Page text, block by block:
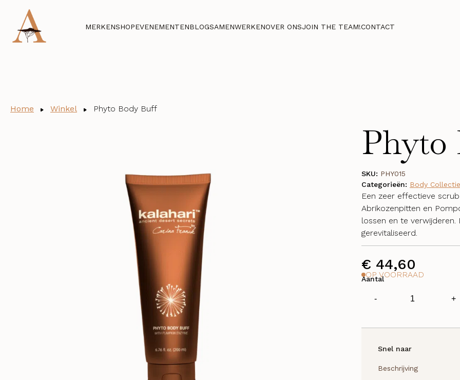
MERKENSHOPEVENEMENTENBLOGSAMENWERKENOVER ONSJOIN THE TEAM!CONTACT
Home Winkel Phyto Body Buff
Phyto
€ 44,60
Snel naar
Beschrijving
Een zeer effectieve
Abrikozenpitten en
lossen en te
gerevitaliseerd.
OP VOORRAAD
Aantal
-
Body
aantal
+
SKU: PHY015
Categorieën: Body Collectie